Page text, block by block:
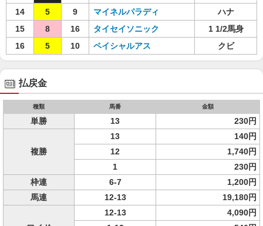
14
5 9 マイネルパラディ
ハナ
15
8 16 タイセイソニック
1 1/2馬身
16
5 10 ペイシャルアス クビ
払戻金
種類 馬番 金額
単勝 13 230円
複勝
13
140円
12
1,740円
1
230円
枠連
6-7
1,200円
馬連
12-13 19,180円
12-13
4,090円